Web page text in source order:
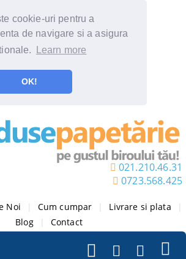
cookie-uri pentru a
de navigare si a asigura
Learn more
OK!
021.210.46.31
0723.568.425
Noi Cum cumpar Livrare si plata
Blog
Contact